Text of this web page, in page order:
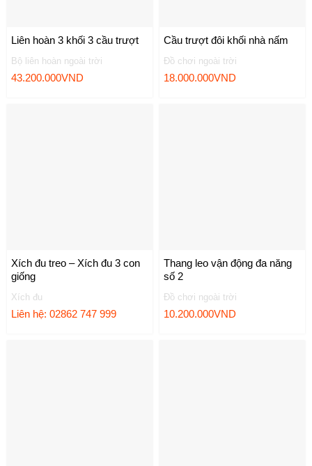
Bộ liên hoàn ngoài trời
Liên hoàn 3 khối 3 cầu trượt
43.200.000VND
Đồ chơi ngoài trời
Cầu trượt đôi khối nhà nấm
18.000.000VND
Xích đu
Xích đu treo – Xích đu 3 con
giống
Liên hệ: 02862 747 999
Đồ chơi ngoài trời
Thang leo vận động đa năng
số 2
10.200.000VND